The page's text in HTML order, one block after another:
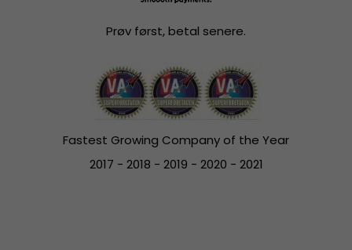
Prøv først, betal senere.
Fastest Growing Company of the Year
2017 - 2018 - 2019 - 2020 - 2021